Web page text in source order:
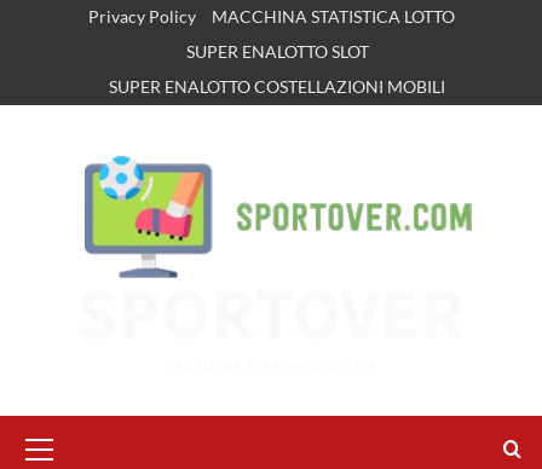
Privacy Policy
MACCHINA STATISTICA LOTTO
SUPER ENALOTTO SLOT
SUPER ENALOTTO COSTELLAZIONI MOBILI
principale